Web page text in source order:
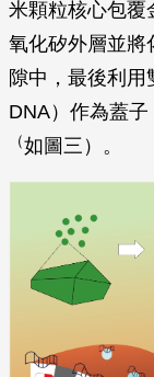
本篇主要介紹
結構由不同材料
米顆粒核心包
氧化矽外層並
隙中，最後利
DNA）作為蓋
如圖三）。